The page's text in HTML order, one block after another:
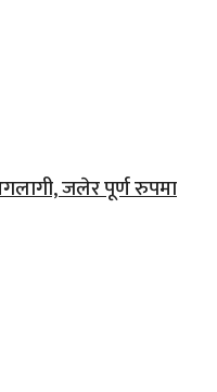
जलेर पूर्ण रुपमा